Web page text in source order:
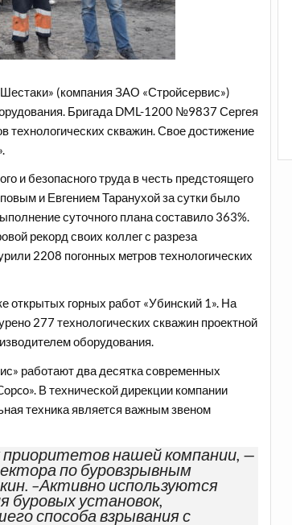
(компания ЗАО «Стройсервис»)
Бригада DML-1200 №9837 Сергея
технологических скважин. Свое достижение
и безопасного труда в честь предстоящего
и Евгением Таранухой за сутки было
суточного плана составило 363%.
рекорд своих коллег с разреза
2208 погонных метров технологических
открытых горных работ «Убинский 1». На
277 технологических скважин проектной
оборудования.
работают два десятка современных
В технической дирекции компании
техника является важным звеном
приоритетов нашей компании, —
по буровзрывным
–Активно используются
буровых установок,
способа взрывания с